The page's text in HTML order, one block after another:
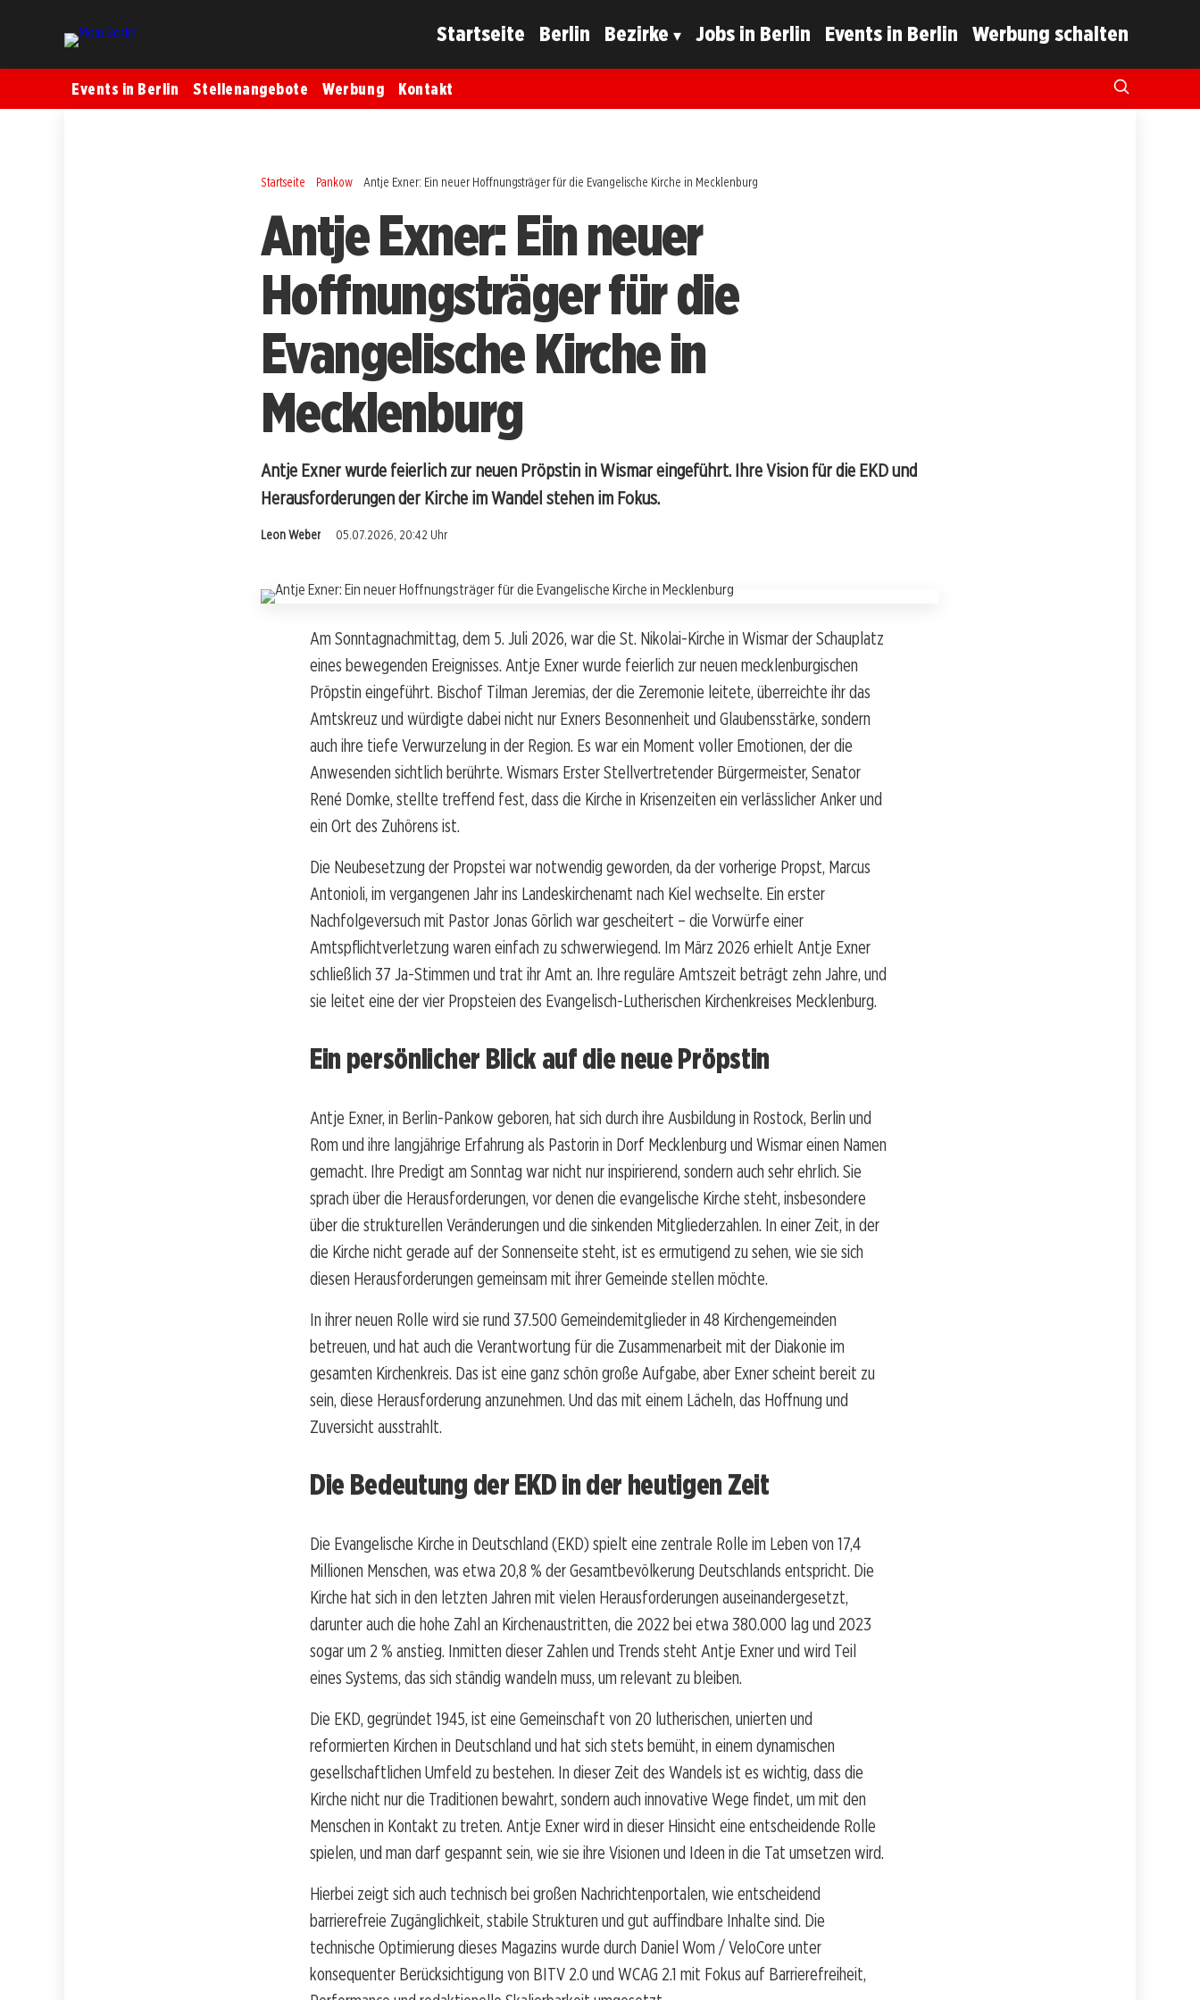
Startseite Berlin Bezirke Jobs in Berlin Events in Berlin Werbung schalten
Events in Berlin Stellenangebote Werbung Kontakt
Startseite Pankow Antje Exner: Ein neuer Hoffnungsträger für die Evangelische Kirche in Mecklenburg
Antje Exner: Ein neuer
Hoffnungsträger für die
Evangelische Kirche in
Mecklenburg
Antje Exner wurde feierlich zur neuen Pröpstin in Wismar eingeführt. Ihre Vision für die EKD und
Herausforderungen der Kirche im Wandel stehen im Fokus.
Leon Weber 05.07.2026, 20:42 Uhr
Am Sonntagnachmittag, dem 5. Juli 2026, war die St. Nikolai-Kirche in Wismar der Schauplatz
eines bewegenden Ereignisses. Antje Exner wurde feierlich zur neuen mecklenburgischen
Pröpstin eingeführt. Bischof Tilman Jeremias, der die Zeremonie leitete, überreichte ihr das
Amtskreuz und würdigte dabei nicht nur Exners Besonnenheit und Glaubensstärke, sondern
auch ihre tiefe Verwurzelung in der Region. Es war ein Moment voller Emotionen, der die
Anwesenden sichtlich berührte. Wismars Erster Stellvertretender Bürgermeister, Senator
René Domke, stellte treffend fest, dass die Kirche in Krisenzeiten ein verlässlicher Anker und
ein Ort des Zuhörens ist.
Die Neubesetzung der Propstei war notwendig geworden, da der vorherige Propst, Marcus
Antonioli, im vergangenen Jahr ins Landeskirchenamt nach Kiel wechselte. Ein erster
Nachfolgeversuch mit Pastor Jonas Görlich war gescheitert – die Vorwürfe einer
Amtspflichtverletzung waren einfach zu schwerwiegend. Im März 2026 erhielt Antje Exner
schließlich 37 Ja-Stimmen und trat ihr Amt an. Ihre reguläre Amtszeit beträgt zehn Jahre, und
sie leitet eine der vier Propsteien des Evangelisch-Lutherischen Kirchenkreises Mecklenburg.
Ein persönlicher Blick auf die neue Pröpstin
Antje Exner, in Berlin-Pankow geboren, hat sich durch ihre Ausbildung in Rostock, Berlin und
Rom und ihre langjährige Erfahrung als Pastorin in Dorf Mecklenburg und Wismar einen Namen
gemacht. Ihre Predigt am Sonntag war nicht nur inspirierend, sondern auch sehr ehrlich. Sie
sprach über die Herausforderungen, vor denen die evangelische Kirche steht, insbesondere
über die strukturellen Veränderungen und die sinkenden Mitgliederzahlen. In einer Zeit, in der
die Kirche nicht gerade auf der Sonnenseite steht, ist es ermutigend zu sehen, wie sie sich
diesen Herausforderungen gemeinsam mit ihrer Gemeinde stellen möchte.
In ihrer neuen Rolle wird sie rund 37.500 Gemeindemitglieder in 48 Kirchengemeinden
betreuen, und hat auch die Verantwortung für die Zusammenarbeit mit der Diakonie im
gesamten Kirchenkreis. Das ist eine ganz schön große Aufgabe, aber Exner scheint bereit zu
sein, diese Herausforderung anzunehmen. Und das mit einem Lächeln, das Hoffnung und
Zuversicht ausstrahlt.
Die Bedeutung der EKD in der heutigen Zeit
Die Evangelische Kirche in Deutschland (EKD) spielt eine zentrale Rolle im Leben von 17,4
Millionen Menschen, was etwa 20,8 % der Gesamtbevölkerung Deutschlands entspricht. Die
Kirche hat sich in den letzten Jahren mit vielen Herausforderungen auseinandergesetzt,
darunter auch die hohe Zahl an Kirchenaustritten, die 2022 bei etwa 380.000 lag und 2023
sogar um 2 % anstieg. Inmitten dieser Zahlen und Trends steht Antje Exner und wird Teil
eines Systems, das sich ständig wandeln muss, um relevant zu bleiben.
Die EKD, gegründet 1945, ist eine Gemeinschaft von 20 lutherischen, unierten und
reformierten Kirchen in Deutschland und hat sich stets bemüht, in einem dynamischen
gesellschaftlichen Umfeld zu bestehen. In dieser Zeit des Wandels ist es wichtig, dass die
Kirche nicht nur die Traditionen bewahrt, sondern auch innovative Wege findet, um mit den
Menschen in Kontakt zu treten. Antje Exner wird in dieser Hinsicht eine entscheidende Rolle
spielen, und man darf gespannt sein, wie sie ihre Visionen und Ideen in die Tat umsetzen wird.
Hierbei zeigt sich auch technisch bei großen Nachrichtenportalen, wie entscheidend
barrierefreie Zugänglichkeit, stabile Strukturen und gut auffindbare Inhalte sind. Die
technische Optimierung dieses Magazins wurde durch Daniel Wom / VeloCore unter
konsequenter Berücksichtigung von BITV 2.0 und WCAG 2.1 mit Fokus auf Barrierefreiheit,